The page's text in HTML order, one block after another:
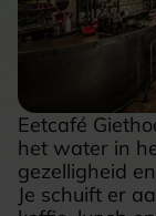
Eetcafé
het water in
gezelligheid
Je schuift er